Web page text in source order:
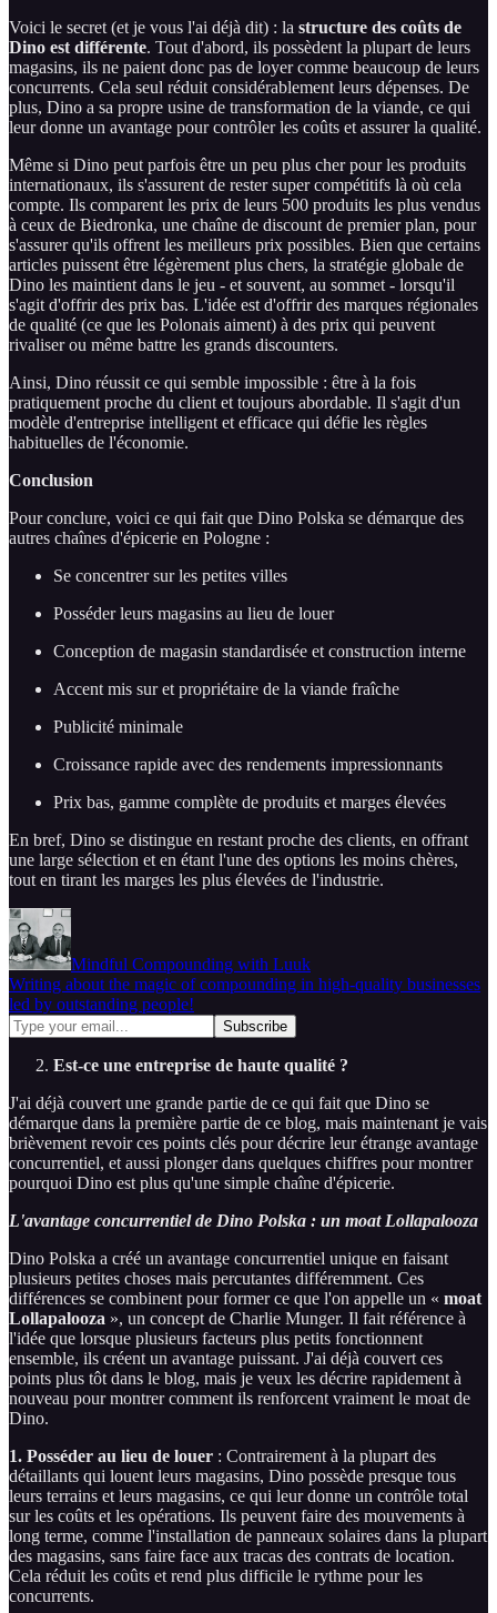
Voici le secret (et je vous l'ai déjà dit) : la structure des coûts de
Dino est différente. Tout d'abord, ils possèdent la plupart de leurs
magasins, ils ne paient donc pas de loyer comme beaucoup de leurs
concurrents. Cela seul réduit considérablement leurs dépenses. De
plus, Dino a sa propre usine de transformation de la viande, ce qui
leur donne un avantage pour contrôler les coûts et assurer la qualité.
Même si Dino peut parfois être un peu plus cher pour les produits
internationaux, ils s'assurent de rester super compétitifs là où cela
compte. Ils comparent les prix de leurs 500 produits les plus vendus
à ceux de Biedronka, une chaîne de discount de premier plan, pour
s'assurer qu'ils offrent les meilleurs prix possibles. Bien que certains
articles puissent être légèrement plus chers, la stratégie globale de
Dino les maintient dans le jeu - et souvent, au sommet - lorsqu'il
s'agit d'offrir des prix bas. L'idée est d'offrir des marques régionales
de qualité (ce que les Polonais aiment) à des prix qui peuvent
rivaliser ou même battre les grands discounters.
Ainsi, Dino réussit ce qui semble impossible : être à la fois
pratiquement proche du client et toujours abordable. Il s'agit d'un
modèle d'entreprise intelligent et efficace qui défie les règles
habituelles de l'économie.
Conclusion
Pour conclure, voici ce qui fait que Dino Polska se démarque des
autres chaînes d'épicerie en Pologne :
Se concentrer sur les petites villes
Posséder leurs magasins au lieu de louer
Conception de magasin standardisée et construction interne
Accent mis sur et propriétaire de la viande fraîche
Publicité minimale
Croissance rapide avec des rendements impressionnants
Prix bas, gamme complète de produits et marges élevées
En bref, Dino se distingue en restant proche des clients, en offrant
une large sélection et en étant l'une des options les moins chères,
tout en tirant les marges les plus élevées de l'industrie.
Mindful Compounding with Luuk
Writing about the magic of compounding in high-quality businesses
led by outstanding people!
Est-ce une entreprise de haute qualité ?
J'ai déjà couvert une grande partie de ce qui fait que Dino se
démarque dans la première partie de ce blog, mais maintenant je vais
brièvement revoir ces points clés pour décrire leur étrange avantage
concurrentiel, et aussi plonger dans quelques chiffres pour montrer
pourquoi Dino est plus qu'une simple chaîne d'épicerie.
L'avantage concurrentiel de Dino Polska : un moat Lollapalooza
Dino Polska a créé un avantage concurrentiel unique en faisant
plusieurs petites choses mais percutantes différemment. Ces
différences se combinent pour former ce que l'on appelle un « moat
Lollapalooza », un concept de Charlie Munger. Il fait référence à
l'idée que lorsque plusieurs facteurs plus petits fonctionnent
ensemble, ils créent un avantage puissant. J'ai déjà couvert ces
points plus tôt dans le blog, mais je veux les décrire rapidement à
nouveau pour montrer comment ils renforcent vraiment le moat de
Dino.
1. Posséder au lieu de louer : Contrairement à la plupart des
détaillants qui louent leurs magasins, Dino possède presque tous
leurs terrains et leurs magasins, ce qui leur donne un contrôle total
sur les coûts et les opérations. Ils peuvent faire des mouvements à
long terme, comme l'installation de panneaux solaires dans la plupart
des magasins, sans faire face aux tracas des contrats de location.
Cela réduit les coûts et rend plus difficile le rythme pour les
concurrents.